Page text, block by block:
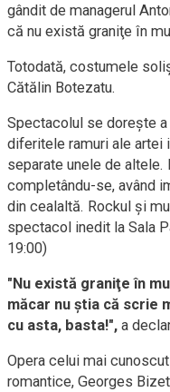
gândit de managerul
că nu există graniţe în
Totodată, costumele
Cătălin Botezatu.
Spectacolul se doreşte
diferitele ramuri ale artei
separate unele de
completându-se, având
din cealaltă. Rockul şi
spectacol inedit la Sala
19:00)
"Nu există graniţe în
măcar nu ştia că scrie
cu asta, basta!", a
Opera celui mai
romantice, Georges